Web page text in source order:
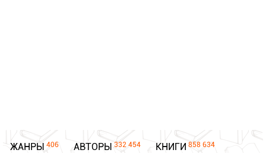
ЖАНРЫ 406 АВТОРЫ 332 454 КНИГИ 858 634